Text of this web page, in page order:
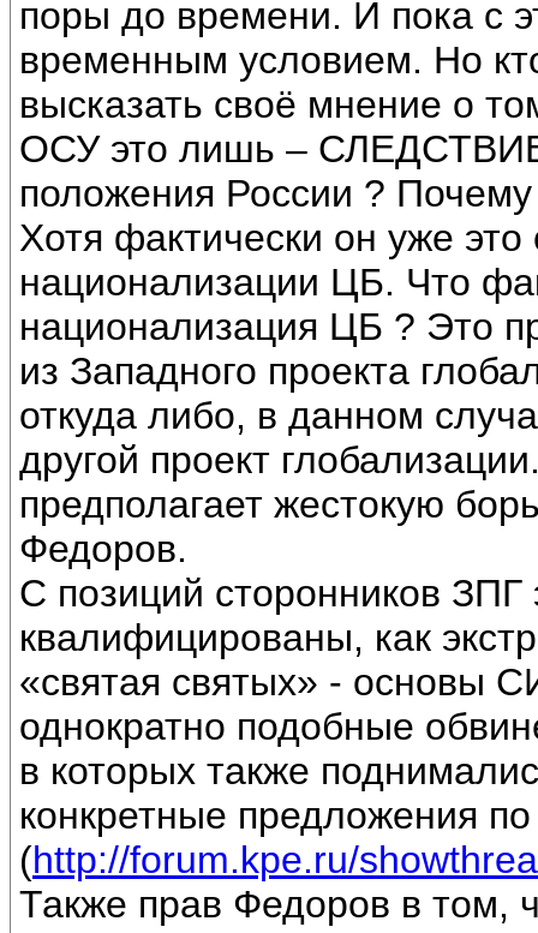
поры до времени. И пока с
временным условием. Но
высказать своё мнение о
ОСУ это лишь –
положения России ?
Хотя фактически он уже
национализации ЦБ. Что
национализация ЦБ ? Это
из Западного проекта
откуда либо, в данном
другой проект
предполагает жестокую
Федоров.
С позиций сторонников ЗПГ
квалифицированы, как
«святая святых» - основы
однократно подобные
в которых также
конкретные предложения
(http://forum.kpe.ru/
Также прав Федоров в том,